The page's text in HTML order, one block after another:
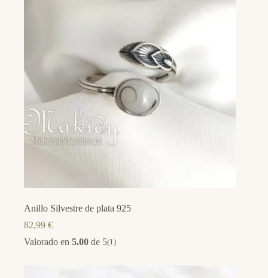
Anillo Silvestre de plata 925
82,99 €
Valorado en 5.00 de 5(1)